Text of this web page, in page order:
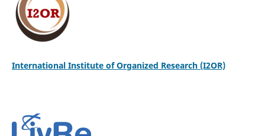
International Institute of Organized Research (I2OR)